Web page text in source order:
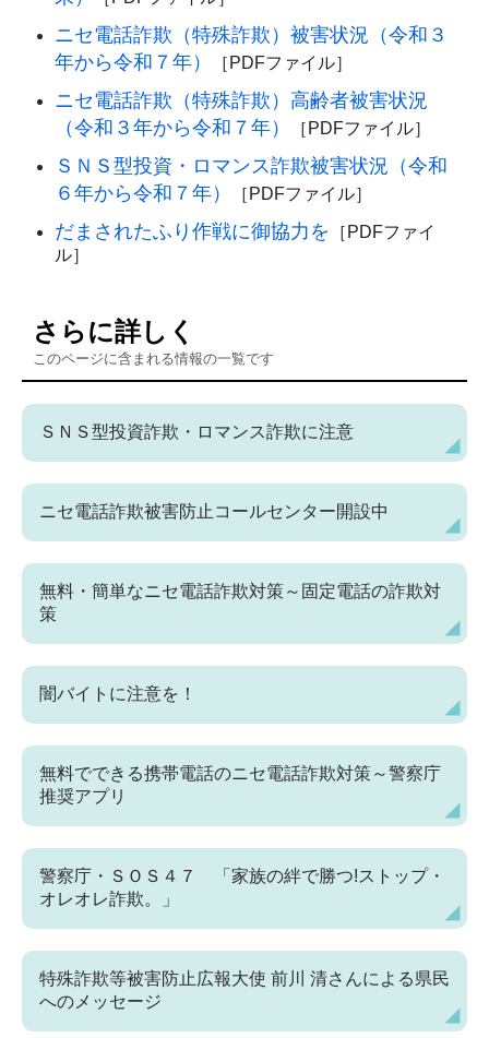
ニセ電話詐欺（特殊詐欺）被害状況（令和３
年から令和７年）
［PDFファイル］
ニセ電話詐欺（特殊詐欺）高齢者被害状況
（令和３年から令和７年）
［PDFファイル］
ＳＮＳ型投資・ロマンス詐欺被害状況（令和
６年から令和７年）
［PDFファイル］
だまされたふり作戦に御協力を
［PDFファイ
ル］
さらに詳しく
このページに含まれる情報の一覧です
ＳＮＳ型投資詐欺・ロマンス詐欺に注意
ニセ電話詐欺被害防止コールセンター開設中
無料・簡単なニセ電話詐欺対策～固定電話の詐欺対
策
闇バイトに注意を！
無料でできる携帯電話のニセ電話詐欺対策～警察庁
推奨アプリ
警察庁・ＳＯＳ４７ 「家族の絆で勝つ!ストップ・
オレオレ詐欺。」
特殊詐欺等被害防止広報大使 前川 清さんによる県民
へのメッセージ